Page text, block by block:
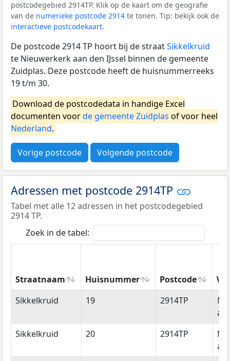
postcodegebied 2914TP. Klik op de kaart om de geografie
van de numerieke postcode 2914 te tonen. Tip: bekijk ook de
interactieve postcodekaart.
De postcode 2914 TP hoort bij de straatSikkelkruid
te Nieuwerkerk aan den IJssel binnen de gemeente
Zuidplas. Deze postcode heeft de huisnummerreeks
19 t/m 30.
Download de postcodedata in handige Excel
documenten voorde gemeente Zuidplas of voor heel
Nederland.
Vorige postcode Volgende postcode
Adressen met postcode 2914TP
Tabel met alle 12 adressen in het postcodegebied
2914 TP.
Zoek in de tabel:
Straatnaam Huisnummer Postcode
Straatnaam
Huisnummer Postcode
Sikkelkruid 19 2914TP
Sikkelkruid
20 2914TP